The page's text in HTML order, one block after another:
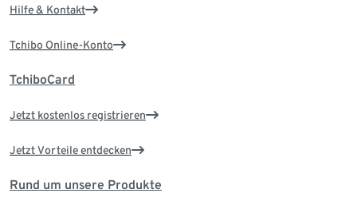
Hilfe & Kontakt
Tchibo Online-Konto
TchiboCard
Jetzt kostenlos registrieren
Jetzt Vorteile entdecken
Rund um unsere Produkte